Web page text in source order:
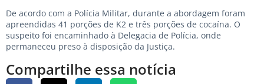
De acordo com a Polícia Militar, durante a abordagem foram
apreendidas 41 porções de K2 e três porções de cocaína. O
suspeito foi encaminhado à Delegacia de Polícia, onde
permaneceu preso à disposição da Justiça.
Compartilhe essa notícia